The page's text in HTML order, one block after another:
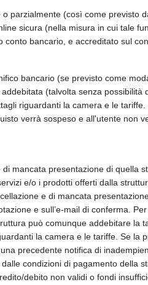
parzialmente (così come previsto
sicura (nella misura in cui tale
bancario, e accreditato sul
bancario (se previsto come
(talvolta senza possibilità
riguardanti la camera e le tariffe.
verrà sospeso e all'utente non
mancata presentazione di quella
e/o i prodotti offerti dalla
e di mancata
e sull’e-mail di conferma.
può comunque addebitare la
la camera e le tariffe. Se la
precedente notifica di
condizioni di pagamento della
debito non validi o fondi